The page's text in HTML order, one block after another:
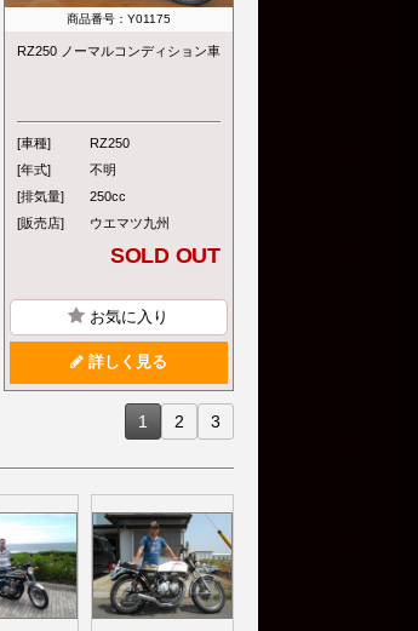
商品番号：Y01175
RZ250 ノーマルコンディション車
[車種]
RZ250
[年式]
不明
[排気量]
250cc
[販売店]
ウエマツ九州
SOLD OUT
お気に入り
詳しく見る
1 2 3